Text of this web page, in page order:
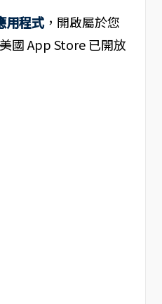
用程式，開啟屬於您
國 App Store 已開放